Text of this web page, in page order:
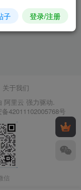
关于我们
阿里云 强力驱动.
42011102005768号
信
子 登录/注册